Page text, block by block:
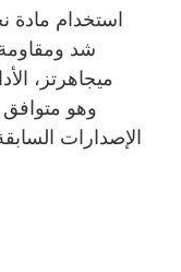
استخدام مادة
الإصدارات